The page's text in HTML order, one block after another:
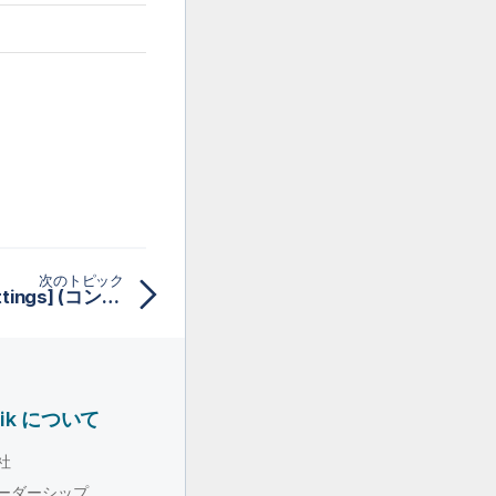
次のトピック
[Component-specific settings] (コンポーネント固有設定) (tUnite用)
について
ダーシップ